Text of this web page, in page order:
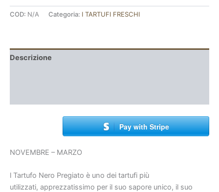
COD: N/A Categoria: I TARTUFI FRESCHI
Descrizione
Pay with Stripe
NOVEMBRE – MARZO
l Tartufo Nero Pregiato è uno dei tartufi più
utilizzati, apprezzatissimo per il suo sapore unico, il suo